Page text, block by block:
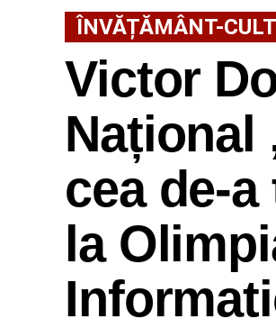
ÎNVĂȚĂMÂNT-
Victor
Național
cea de-
la